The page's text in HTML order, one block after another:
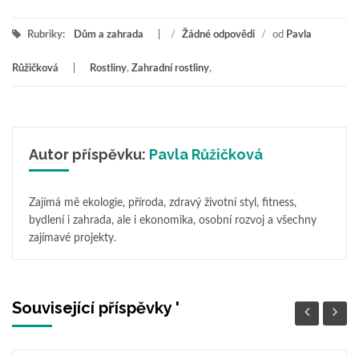
Rubriky: Dům a zahrada / Žádné odpovědi / od Pavla
Růžičková Rostliny, Zahradní rostliny,
Autor příspěvku: Pavla Růžičková
Zajímá mě ekologie, příroda, zdravý životní styl, fitness,
bydlení i zahrada, ale i ekonomika, osobní rozvoj a všechny
zajímavé projekty.
Související příspěvky '